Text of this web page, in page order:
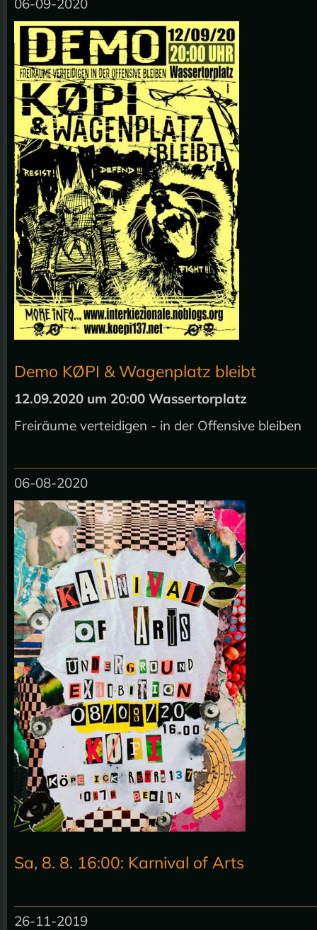
06-09-2020
Demo KØPI & Wagenplatz bleibt
12.09.2020 um 20:00 Wassertorplatz
Freiräume verteidigen - in der Offensive bleiben
06-08-2020
Sa, 8. 8. 16:00: Karnival of Arts
26-11-2019